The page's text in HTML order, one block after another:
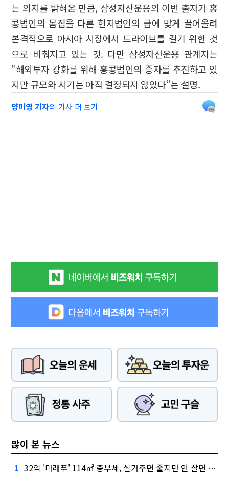
는 의지를 밝혀온 만큼, 삼성자산운용의 이번 출자가 홍
콩법인의 몸집을 다른 현지법인의 급에 맞게 끌어올려
본격적으로 아시아 시장에서 드라이브를 걸기 위한 것
으로 비춰지고 있는 것. 다만 삼성자산운용 관계자는
“해외투자 강화를 위해 홍콩법인의 증자를 추진하고 있
지만 규모와 시기는 아직 결정되지 않았다”는 설명.
양미영 기자의 기사 더 보기
많이 본 뉴스
1 32억 '마래푸' 114㎡ 종부세, 실거주면 줄지만 안 살면 2.5배